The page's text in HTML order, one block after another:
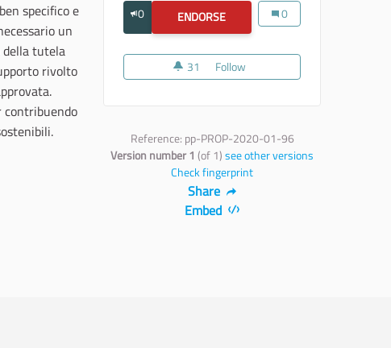
specifico e
un
della tutela
rivolto
contribuendo
0 ENDORSE TUTELA GIURIDICA
Tutela giuridica
0
31 31 followers
Follow
Reference: pp-PROP-2020-01-96
Version number 1 (of 1)see other versions
Check fingerprint
Share
Embed